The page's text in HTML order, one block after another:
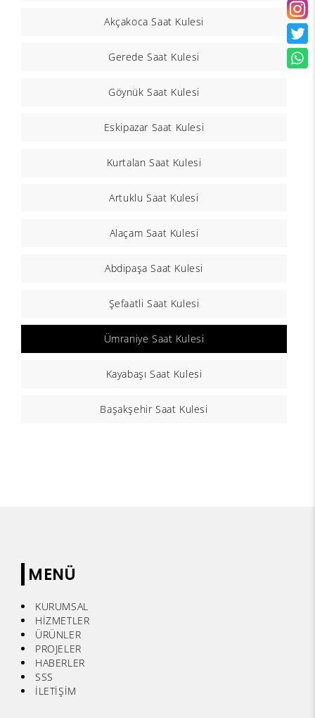
Akçakoca Saat Kulesi
Gerede Saat Kulesi
Göynük Saat Kulesi
Eskipazar Saat Kulesi
Kurtalan Saat Kulesi
Artuklu Saat Kulesi
Alaçam Saat Kulesi
Abdipaşa Saat Kulesi
Şefaatli Saat Kulesi
Ümraniye Saat Kulesi
Kayabaşı Saat Kulesi
Başakşehir Saat Kulesi
MENÜ
KURUMSAL
HİZMETLER
ÜRÜNLER
PROJELER
HABERLER
SSS
İLETİŞİM